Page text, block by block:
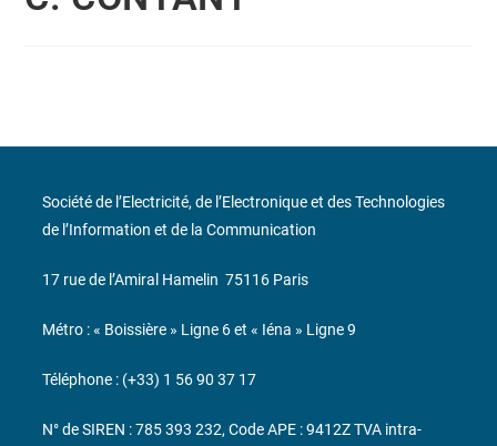
Société de l’Electricité, de l’Electronique et des Technologies
de l’Information et de la Communication
17 rue de l’Amiral Hamelin 75116 Paris
Métro : « Boissière » Ligne 6 et « Iéna » Ligne 9
Téléphone : (+33) 1 56 90 37 17
N° de SIREN : 785 393 232, Code APE : 9412Z TVA intra-